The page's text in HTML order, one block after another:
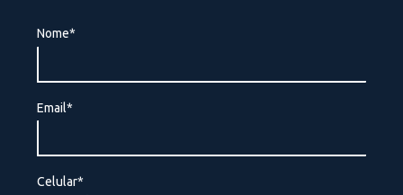
Nome*
Email*
Celular*